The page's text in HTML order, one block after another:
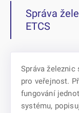
Správa železnic
pro veřejnost.
fungování
systému,
Správa
ETCS